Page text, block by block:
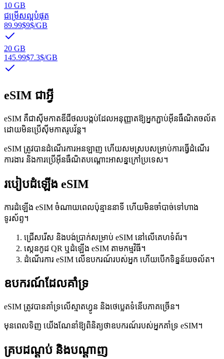
10 GB
ជម្រើសល្អបំផុត
89.99$9$/GB
20 GB
145.99$7.3$/GB
eSIM ជាអ្វី
eSIM គឺជាស៊ីមកាតឌីជីថលបង្កប់ដែលអនុញ្ញាតឱ្យអ្នកភ្ជាប់អ៊ីនធឺណិតចល័ត
ដោយមិនប្រើស៊ីមកាតរូបវ័ន្ត។
eSIM ត្រូវបានដំណើរការអនឡាញ ហើយសមស្របសម្រាប់ការធ្វើដំណើរ
ការងារ និងការប្រើអ៊ីនធឺណិតបណ្ដោះអាសន្នក្រៅប្រទេស។
របៀបដំឡើង eSIM
ការដំឡើង eSIM ចំណាយពេលប៉ុន្មាននាទី ហើយមិនចាំបាច់ទៅហាង
ទូរស័ព្ទ។
ជ្រើសរើស និងបង់ប្រាក់សម្រាប់ eSIM នៅលើគេហទំព័រ។
ស្កេនកូដ QR ឬដំឡើង eSIM តាមកម្មវិធី។
ដំណើរការ eSIM លើឧបករណ៍របស់អ្នក ហើយបើកទិន្នន័យចល័ត។
ឧបករណ៍ដែលគាំទ្រ
eSIM ត្រូវបានគាំទ្រលើស្មាតហ្វូន និងថេប្លេតទំនើបភាគច្រើន។
មុនពេលទិញ យើងណែនាំឱ្យពិនិត្យថាឧបករណ៍របស់អ្នកគាំទ្រ eSIM។
គ្របដណ្ដប់ និងបណ្ដាញ